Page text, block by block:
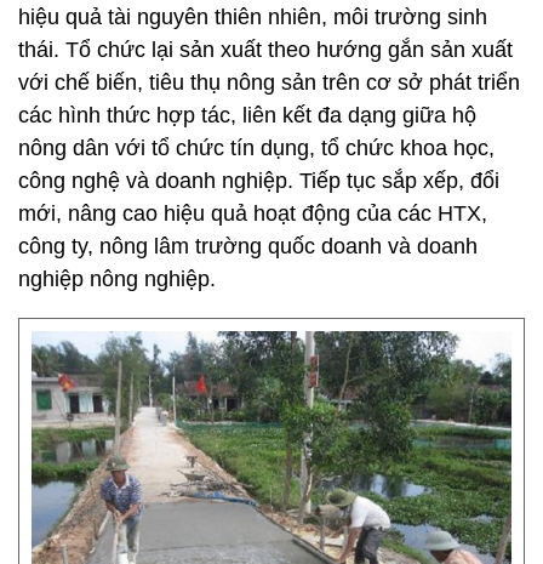
hiệu quả tài nguyên thiên nhiên, môi trường sinh
thái. Tổ chức lại sản xuất theo hướng gắn sản xuất
với chế biến, tiêu thụ nông sản trên cơ sở phát triển
các hình thức hợp tác, liên kết đa dạng giữa hộ
nông dân với tổ chức tín dụng, tổ chức khoa học,
công nghệ và doanh nghiệp. Tiếp tục sắp xếp, đổi
mới, nâng cao hiệu quả hoạt động của các HTX,
công ty, nông lâm trường quốc doanh và doanh
nghiệp nông nghiệp.